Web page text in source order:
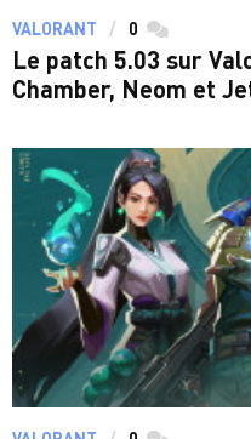
VALORANT 0 commentaires
Le patch 5.03 sur
Chamber, Neom et